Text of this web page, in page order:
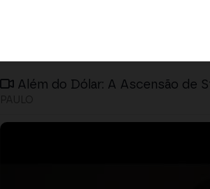
Além do Dólar: A Ascensão de